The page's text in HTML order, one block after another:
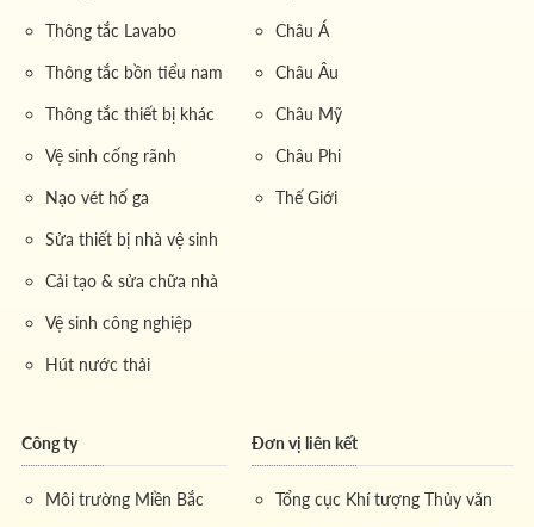
Thông tắc Lavabo
Thông tắc bồn tiểu nam
Thông tắc thiết bị khác
Vệ sinh cống rãnh
Nạo vét hố ga
Sửa thiết bị nhà vệ sinh
Cải tạo & sửa chữa nhà
Vệ sinh công nghiệp
Hút nước thải
Châu Á
Châu Âu
Châu Mỹ
Châu Phi
Thế Giới
Công ty
Môi trường Miền Bắc
Đơn vị liên kết
Tổng cục Khí tượng Thủy văn